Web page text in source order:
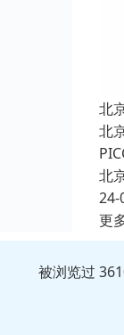
北
北
北
24-
更
被浏览过